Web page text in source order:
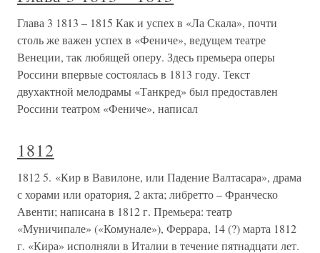
Глава 3 1813 – 1815 Как и успех в «Ла Скала», почти
столь же важен успех в «Фениче», ведущем театре
Венеции, так любящей оперу. Здесь премьера оперы
Россини впервые состоялась в 1813 году. Текст
двухактной мелодрамы «Танкред» был предоставлен
Россини театром «Фениче», написал
1812
1812 5. «Кир в Вавилоне, или Падение Валтасара», драма
с хорами или оратория, 2 акта; либретто – Франческо
Авенти; написана в 1812 г. Премьера: театр
«Муничипале» («Комунале»), Феррара, 14 (?) марта 1812
г. «Кира» исполняли в Италии в течение пятнадцати лет.